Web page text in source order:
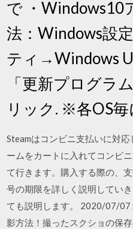
で ・Windows10
法：Windows設
ティ→Windows
「更新プログラ
リック. ※各OS毎
Steamはコンビニ支払いに対
ームをカートに入れてコンビ
て行きます。購入する際の、
号の期限を詳しく説明してい
ても説明します。 2020/07/07
影方法！撮ったスクショの保